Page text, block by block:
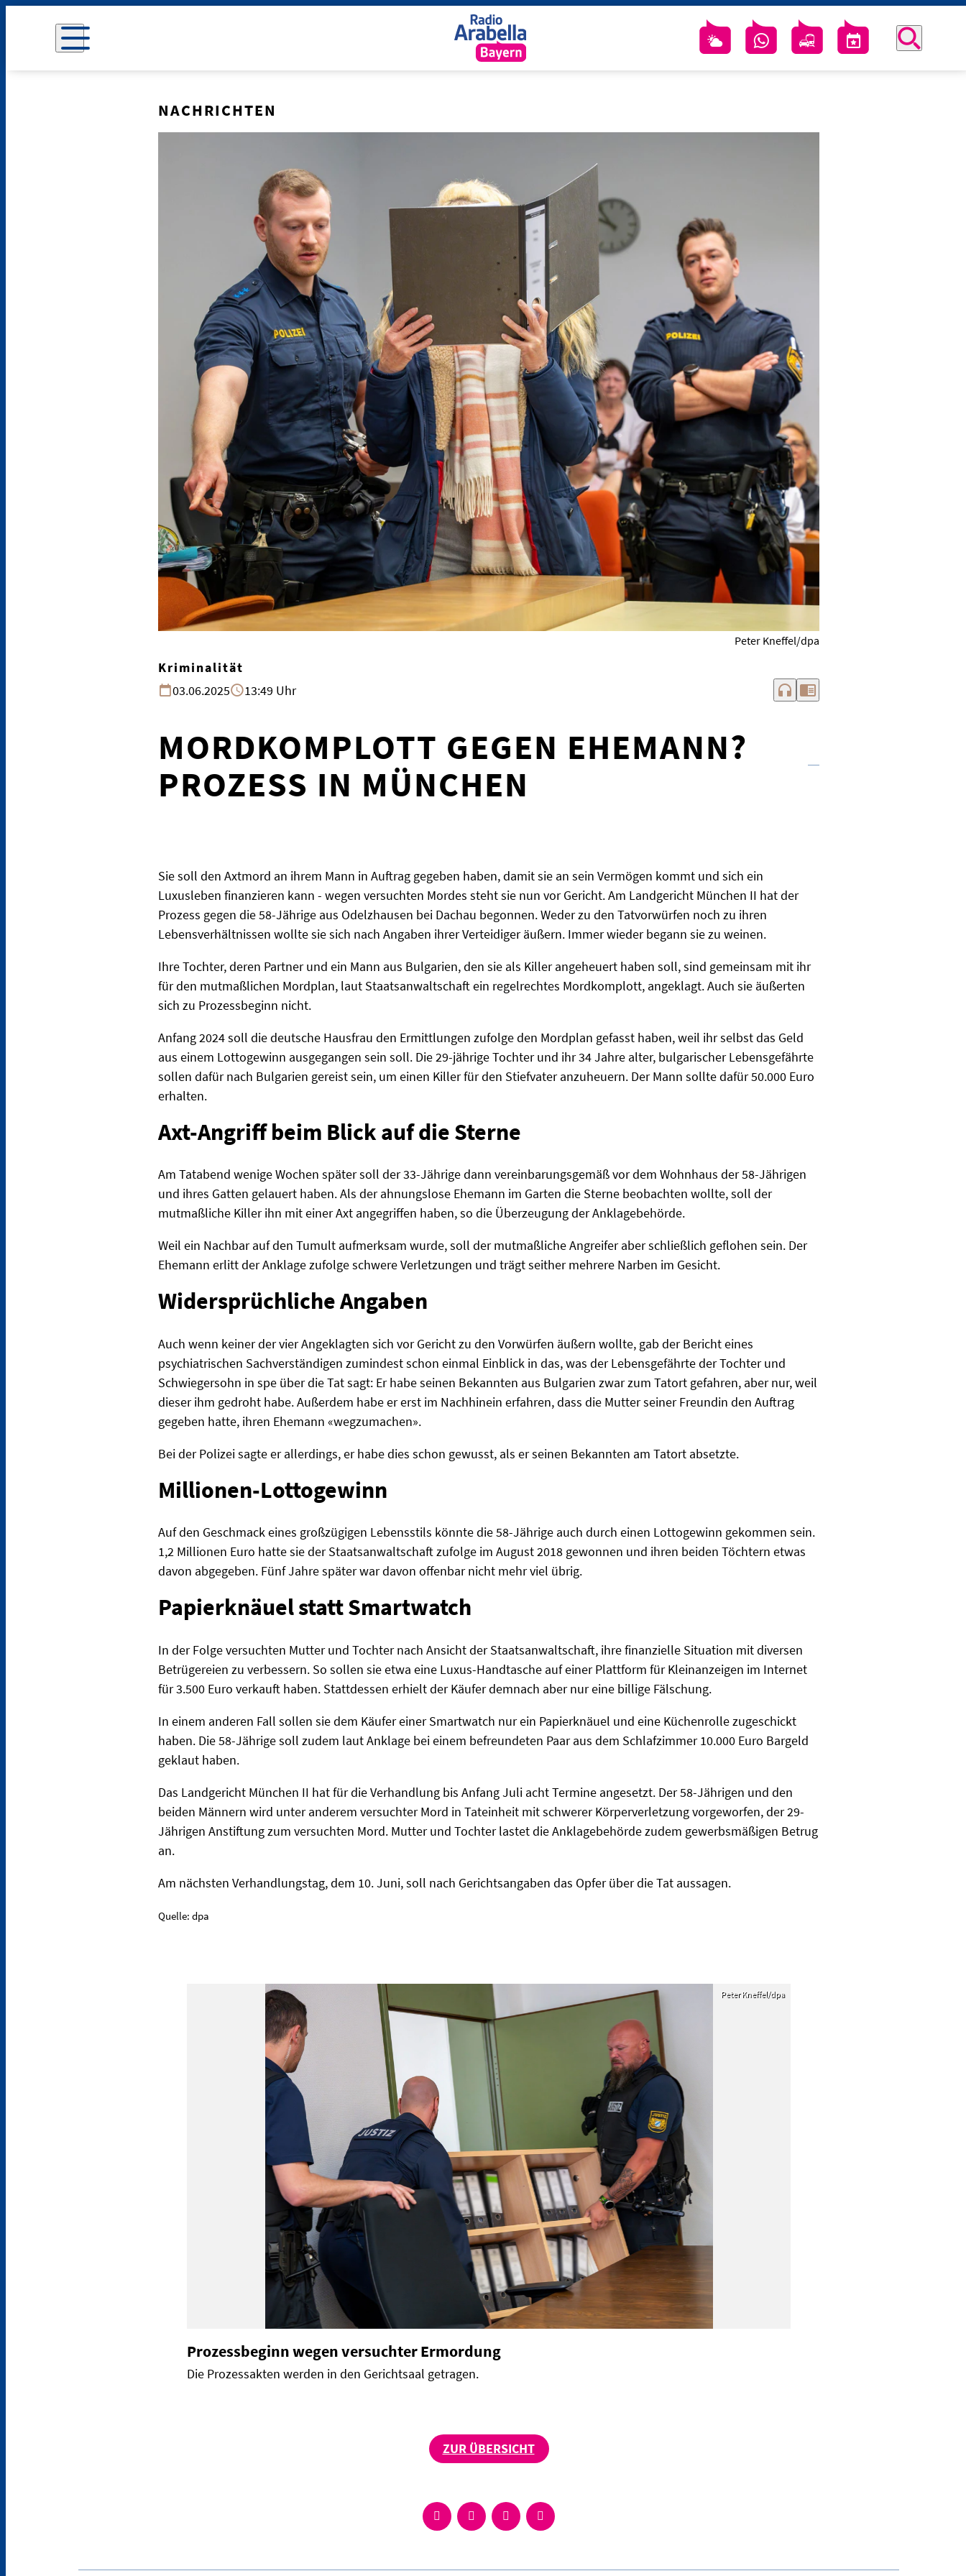
NACHRICHTEN
Peter Kneffel/dpa
Kriminalität
03.06.2025
13:49 Uhr headphones chrome_reader_mode
MORDKOMPLOTT GEGEN EHEMANN?
PROZESS IN MÜNCHEN
Sie soll den Axtmord an ihrem Mann in Auftrag gegeben haben, damit sie an sein Vermögen kommt und sich ein
Luxusleben finanzieren kann - wegen versuchten Mordes steht sie nun vor Gericht. Am Landgericht München II hat der
Prozess gegen die 58-Jährige aus Odelzhausen bei Dachau begonnen. Weder zu den Tatvorwürfen noch zu ihren
Lebensverhältnissen wollte sie sich nach Angaben ihrer Verteidiger äußern. Immer wieder begann sie zu weinen.
Ihre Tochter, deren Partner und ein Mann aus Bulgarien, den sie als Killer angeheuert haben soll, sind gemeinsam mit ihr
für den mutmaßlichen Mordplan, laut Staatsanwaltschaft ein regelrechtes Mordkomplott, angeklagt. Auch sie äußerten
sich zu Prozessbeginn nicht.
Anfang 2024 soll die deutsche Hausfrau den Ermittlungen zufolge den Mordplan gefasst haben, weil ihr selbst das Geld
aus einem Lottogewinn ausgegangen sein soll. Die 29-jährige Tochter und ihr 34 Jahre alter, bulgarischer Lebensgefährte
sollen dafür nach Bulgarien gereist sein, um einen Killer für den Stiefvater anzuheuern. Der Mann sollte dafür 50.000 Euro
erhalten.
Axt-Angriff beim Blick auf die Sterne
Am Tatabend wenige Wochen später soll der 33-Jährige dann vereinbarungsgemäß vor dem Wohnhaus der 58-Jährigen
und ihres Gatten gelauert haben. Als der ahnungslose Ehemann im Garten die Sterne beobachten wollte, soll der
mutmaßliche Killer ihn mit einer Axt angegriffen haben, so die Überzeugung der Anklagebehörde.
Weil ein Nachbar auf den Tumult aufmerksam wurde, soll der mutmaßliche Angreifer aber schließlich geflohen sein. Der
Ehemann erlitt der Anklage zufolge schwere Verletzungen und trägt seither mehrere Narben im Gesicht.
Widersprüchliche Angaben
Auch wenn keiner der vier Angeklagten sich vor Gericht zu den Vorwürfen äußern wollte, gab der Bericht eines
psychiatrischen Sachverständigen zumindest schon einmal Einblick in das, was der Lebensgefährte der Tochter und
Schwiegersohn in spe über die Tat sagt: Er habe seinen Bekannten aus Bulgarien zwar zum Tatort gefahren, aber nur, weil
dieser ihm gedroht habe. Außerdem habe er erst im Nachhinein erfahren, dass die Mutter seiner Freundin den Auftrag
gegeben hatte, ihren Ehemann «wegzumachen».
Bei der Polizei sagte er allerdings, er habe dies schon gewusst, als er seinen Bekannten am Tatort absetzte.
Millionen-Lottogewinn
Auf den Geschmack eines großzügigen Lebensstils könnte die 58-Jährige auch durch einen Lottogewinn gekommen sein.
1,2 Millionen Euro hatte sie der Staatsanwaltschaft zufolge im August 2018 gewonnen und ihren beiden Töchtern etwas
davon abgegeben. Fünf Jahre später war davon offenbar nicht mehr viel übrig.
Papierknäuel statt Smartwatch
In der Folge versuchten Mutter und Tochter nach Ansicht der Staatsanwaltschaft, ihre finanzielle Situation mit diversen
Betrügereien zu verbessern. So sollen sie etwa eine Luxus-Handtasche auf einer Plattform für Kleinanzeigen im Internet
für 3.500 Euro verkauft haben. Stattdessen erhielt der Käufer demnach aber nur eine billige Fälschung.
In einem anderen Fall sollen sie dem Käufer einer Smartwatch nur ein Papierknäuel und eine Küchenrolle zugeschickt
haben. Die 58-Jährige soll zudem laut Anklage bei einem befreundeten Paar aus dem Schlafzimmer 10.000 Euro Bargeld
geklaut haben.
Das Landgericht München II hat für die Verhandlung bis Anfang Juli acht Termine angesetzt. Der 58-Jährigen und den
beiden Männern wird unter anderem versuchter Mord in Tateinheit mit schwerer Körperverletzung vorgeworfen, der 29-
Jährigen Anstiftung zum versuchten Mord. Mutter und Tochter lastet die Anklagebehörde zudem gewerbsmäßigen Betrug
an.
Am nächsten Verhandlungstag, dem 10. Juni, soll nach Gerichtsangaben das Opfer über die Tat aussagen.
Quelle: dpa
Peter Kneffel/dpa
Prozessbeginn wegen versuchter Ermordung
Die Prozessakten werden in den Gerichtsaal getragen.
ZUR ÜBERSICHT